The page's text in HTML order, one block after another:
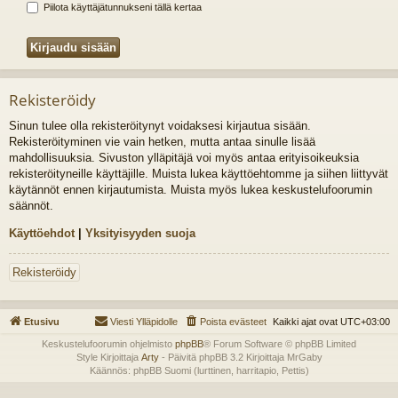
Piilota käyttäjätunnukseni tällä kertaa
Rekisteröidy
Sinun tulee olla rekisteröitynyt voidaksesi kirjautua sisään.
Rekisteröityminen vie vain hetken, mutta antaa sinulle lisää
mahdollisuuksia. Sivuston ylläpitäjä voi myös antaa erityisoikeuksia
rekisteröityneille käyttäjille. Muista lukea käyttöehtomme ja siihen liittyvät
käytännöt ennen kirjautumista. Muista myös lukea keskustelufoorumin
säännöt.
Käyttöehdot | Yksityisyyden suoja
Rekisteröidy
Etusivu Kaikki ajat ovat UTC+03:00
Poista evästeet
Viesti Ylläpidolle
Keskustelufoorumin ohjelmisto phpBB® Forum Software © phpBB Limited
Style Kirjoittaja Arty- Päivitä phpBB 3.2 Kirjoittaja MrGaby
Käännös: phpBB Suomi (lurttinen, harritapio, Pettis)